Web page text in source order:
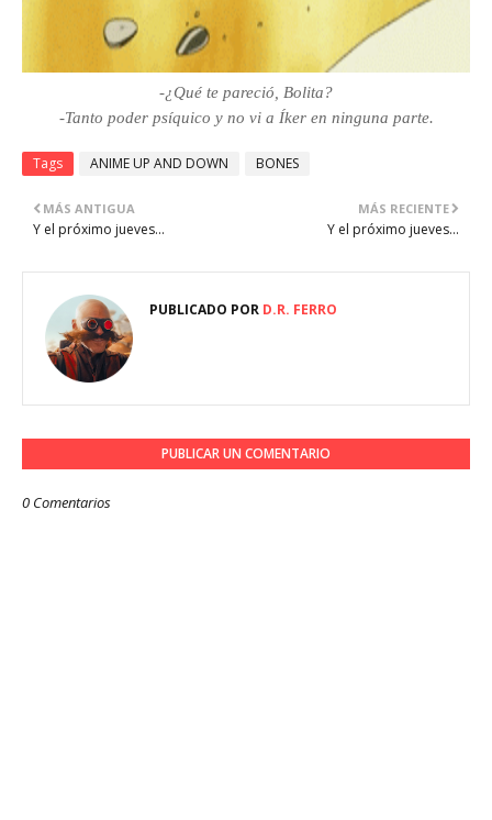
-¿Qué te pareció, Bolita?
-Tanto poder psíquico y no vi a Íker en ninguna parte.
Tags ANIME UP AND DOWN BONES
MÁS RECIENTE
Y el próximo jueves...
MÁS ANTIGUA
Y el próximo jueves...
PUBLICADO POR D.R. FERRO
PUBLICAR UN COMENTARIO
0 Comentarios